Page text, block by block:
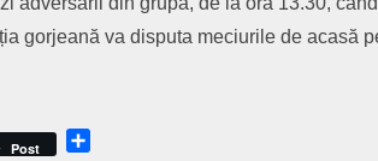
gorjeană va disputa meciurile de acasă
Post